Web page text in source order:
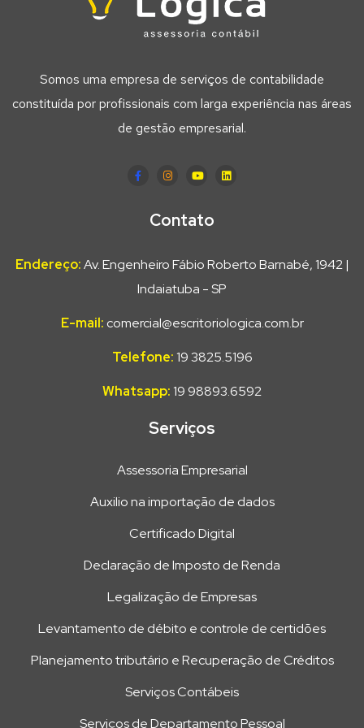
Somos uma empresa de serviços de contabilidade
constituída por profissionais com larga experiência nas áreas
de gestão empresarial.
Contato
Endereço:Av. Engenheiro Fábio Roberto Barnabé, 1942 |
Indaiatuba - SP
E-mail: comercial@escritoriologica.com.br
Telefone:19 3825.5196
Whatsapp:19 98893.6592
Serviços
Assessoria Empresarial
Auxilio na importação de dados
Certificado Digital
Declaração de Imposto de Renda
Legalização de Empresas
Levantamento de débito e controle de certidões
Planejamento tributário e Recuperação de Créditos
Serviços Contábeis
Serviços de Departamento Pessoal